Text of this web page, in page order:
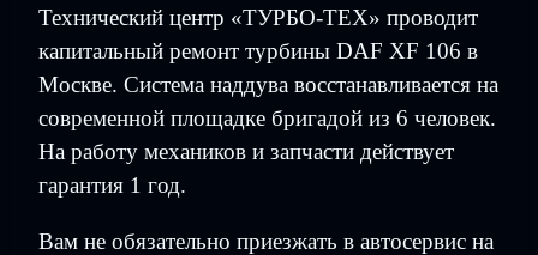
Технический центр «ТУРБО-ТЕХ» проводит
капитальный ремонт турбины DAF XF 106 в
Москве. Система наддува восстанавливается на
современной площадке бригадой из 6 человек.
На работу механиков и запчасти действует
гарантия 1 год.
Вам не обязательно приезжать в автосервис на